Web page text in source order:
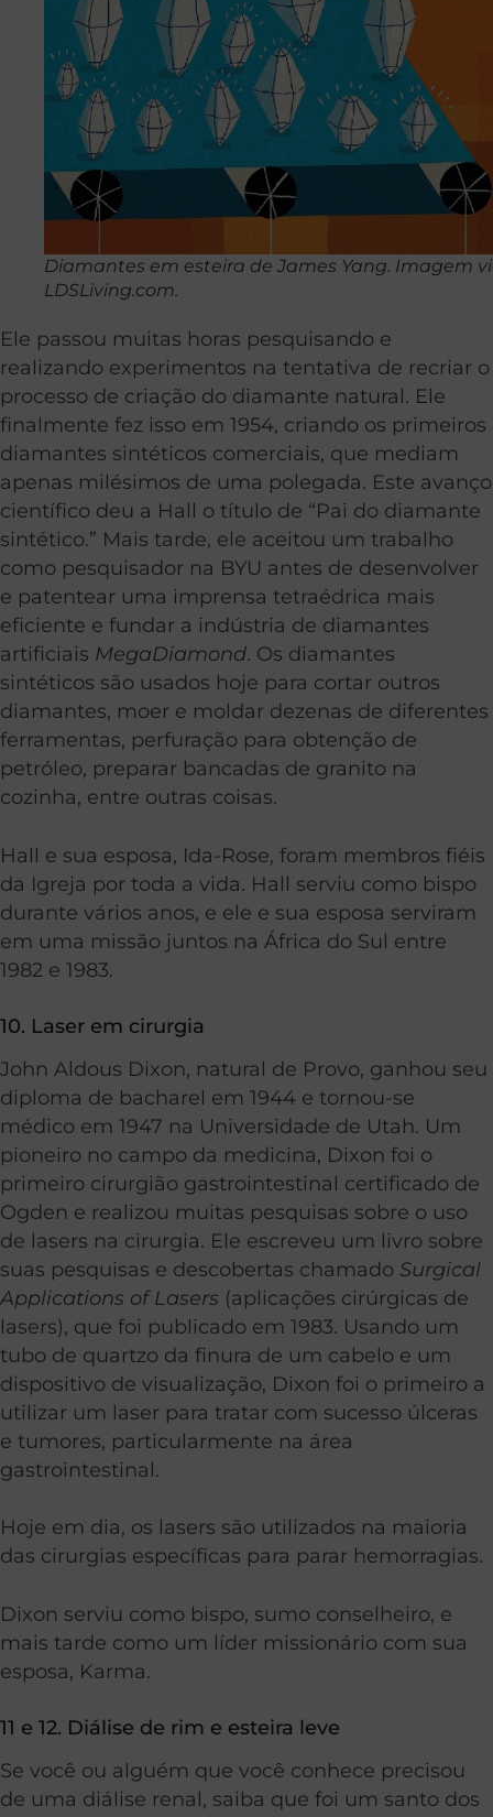
Diamantes em esteira de James Yang. Imagem
LDSLiving.com.
Ele passou muitas horas pesquisando e
realizando experimentos na tentativa de recriar o
processo de criação do diamante natural. Ele
finalmente fez isso em 1954, criando os primeiros
diamantes sintéticos comerciais, que mediam
apenas milésimos de uma polegada. Este avanço
científico deu a Hall o título de “Pai do diamante
sintético.” Mais tarde, ele aceitou um trabalho
como pesquisador na BYU antes de desenvolver
e patentear uma imprensa tetraédrica mais
eficiente e fundar a indústria de diamantes
artificiais MegaDiamond. Os diamantes
sintéticos são usados hoje para cortar outros
diamantes, moer e moldar dezenas de diferentes
ferramentas, perfuração para obtenção de
petróleo, preparar bancadas de granito na
cozinha, entre outras coisas.
Hall e sua esposa, Ida-Rose, foram membros fiéis
da Igreja por toda a vida. Hall serviu como bispo
durante vários anos, e ele e sua esposa serviram
em uma missão juntos na África do Sul entre
1982 e 1983.
10. Laser em cirurgia
John Aldous Dixon, natural de Provo, ganhou seu
diploma de bacharel em 1944 e tornou-se
médico em 1947 na Universidade de Utah. Um
pioneiro no campo da medicina, Dixon foi o
primeiro cirurgião gastrointestinal certificado de
Ogden e realizou muitas pesquisas sobre o uso
de lasers na cirurgia. Ele escreveu um livro sobre
suas pesquisas e descobertas chamado Surgical
Applications of Lasers (aplicações cirúrgicas de
lasers), que foi publicado em 1983. Usando um
tubo de quartzo da finura de um cabelo e um
dispositivo de visualização, Dixon foi o primeiro a
utilizar um laser para tratar com sucesso úlceras
e tumores, particularmente na área
gastrointestinal.
Hoje em dia, os lasers são utilizados na maioria
das cirurgias específicas para parar hemorragias.
Dixon serviu como bispo, sumo conselheiro, e
mais tarde como um líder missionário com sua
esposa, Karma.
11 e 12. Diálise de rim e esteira leve
Se você ou alguém que você conhece precisou
de uma diálise renal, saiba que foi um santo dos